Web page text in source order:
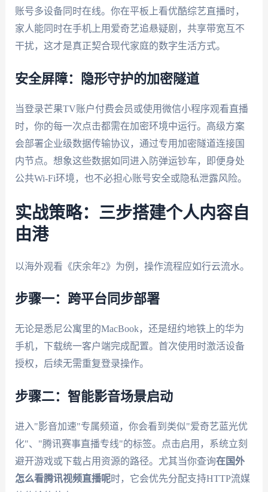
账号多设备同时在线。你在平板上看优酷综艺直播时，
家人能同时在手机上用爱奇艺追悬疑剧，共享带宽互不
干扰，这才是真正契合现代家庭的数字生活方式。
安全屏障：隐形守护的加密隧道
当登录芒果TV账户付费会员或使用微信小程序观看直播
时，你的每一次点击都需在加密环境中运行。高级方案
会部署企业级数据传输协议，通过专用加密隧道连接国
内节点。想象这些数据如同进入防弹运钞车，即便身处
公共Wi-Fi环境，也不必担心账号安全或隐私泄露风险。
实战策略：三步搭建个人内容自
由港
以海外观看《庆余年2》为例，操作流程应如行云流水。
步骤一：跨平台同步部署
无论是悉尼公寓里的MacBook，还是纽约地铁上的华为
手机，下载统一客户端完成配置。首次使用时激活设备
授权，后续无需重复登录操作。
步骤二：智能影音场景启动
进入"影音加速"专属频道，你会看到类似"爱奇艺蓝光优
化"、"腾讯赛事直播专线"的标签。点击启用，系统立刻
避开游戏或下载占用资源的路径。尤其当你查询在国外
怎么看腾讯视频直播呢时，它会优先分配支持HTTP流媒